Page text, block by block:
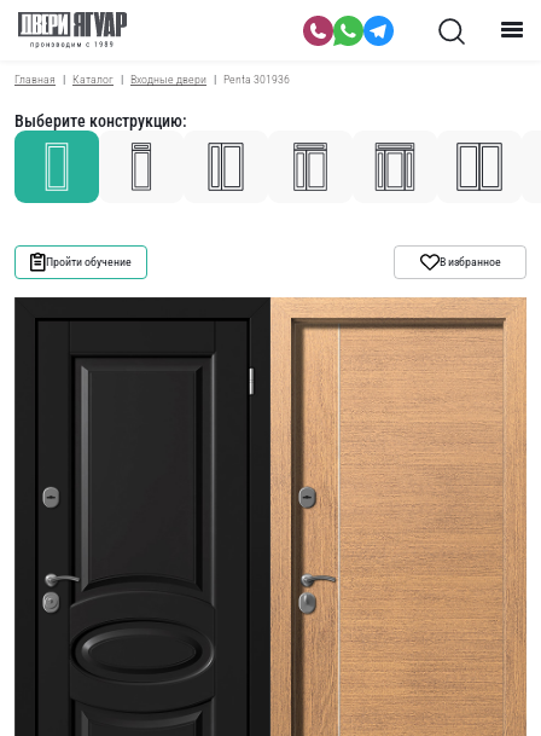
Главная Каталог Входные двери Penta 301936
Выберите конструкцию:
Пройти обучение В избранное